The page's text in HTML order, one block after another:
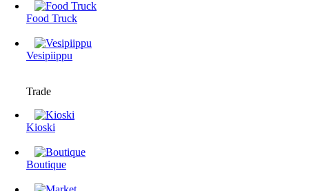
Food Truck
Vesipiippu
Trade
Kioski
Boutique